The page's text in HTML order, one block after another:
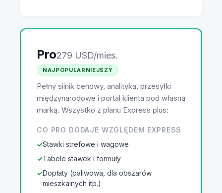
Pro279 USD/mies.
NAJPOPULARNIEJSZY
Pełny silnik cenowy, analityka, przesyłki
międzynarodowe i portal klienta pod własną
marką. Wszystko z planu Express plus:
CO PRO DODAJE WZGLĘDEM EXPRESS
Stawki strefowe i wagowe
Tabele stawek i formuły
Dopłaty (paliwowa, dla obszarów
mieszkalnych itp.)